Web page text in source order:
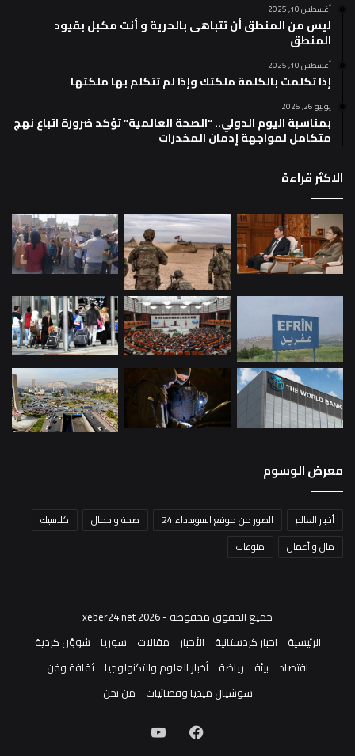
أغسطس 10, 2025
ليس من المنطق أن تتباهى بالحرية و أنت مكبل بقيود
المنطق
أغسطس 10, 2025
إذا تكلمت بالكلمة ملكتك وإذا لم تتكلم بها ملكتها
يونيو 26, 2025
بمناسبة اليوم الدولي.. “الصحة العالمية” تؤكد ضرورة اتباع نهج
متكامل لمواجهة إدمان المخدرات
الاكثر قراءة
معرض الوسوم
أخبار العالم الصور من موقع السويدداء 24 صحة و جمال
كلاسيك
مال و أعمال
منوعات
جميع الحقوق محفوظة - xeber24.net 2026
الرئيسية
اخبار كردستانية الأخبار مقالات سوريا
شوؤن كردية
اقتصاد
بيئة رياضة أخبار العلوم والتكنولوجيا ثقافة وفن
سوشيال ميديا وفضائيات
من نحن
فيسبوك‫YouTube